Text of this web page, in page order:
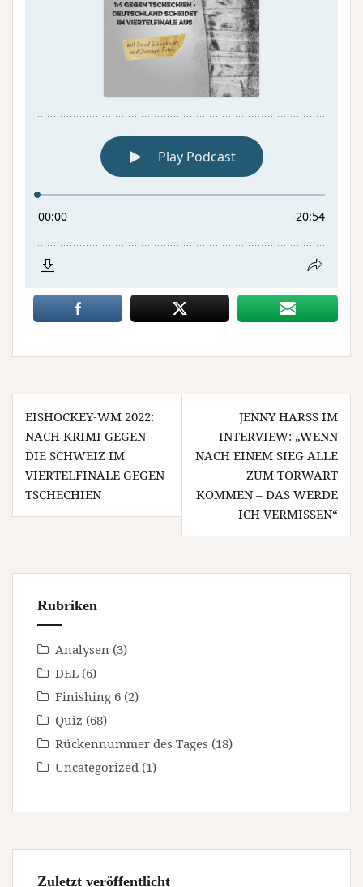
Beitragsnavigation
EISHOCKEY-WM 2022:
NACH KRIMI GEGEN
DIE SCHWEIZ IM
VIERTELFINALE GEGEN
TSCHECHIEN
JENNY HARSS IM I
NTERVIEW: „WENN N
ACH EINEM SIEG ALLE Z
UM TORWART K
OMMEN – DAS WERDE I
CH VERMISSEN“
Rubriken
Analysen (3)
DEL (6)
Finishing 6 (2)
Quiz (68)
Rückennummer des Tages (18)
Uncategorized (1)
Zuletzt veröffentlicht